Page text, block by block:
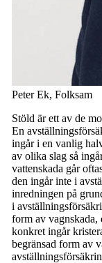
Peter Ek, Folksam
Stöld är ett av de
En
ingår i en vanlig
av olika slag så
vattenskada går
den ingår inte i
inredningen på
i
form av vagnskada,
konkret ingår
begränsad form av